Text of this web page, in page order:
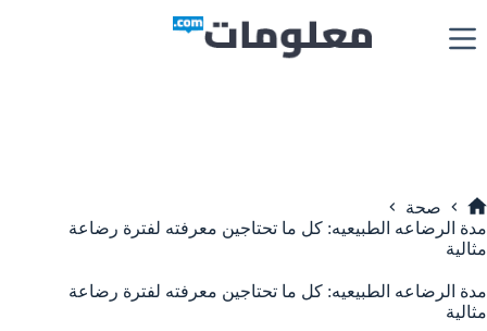
إلى
المحتوى
الرئيسية
صحة
مدة الرضاعه الطبيعيه: كل ما تحتاجين معرفته لفترة رضاعة
مثالية
مدة الرضاعه الطبيعيه: كل ما تحتاجين معرفته لفترة رضاعة
مثالية